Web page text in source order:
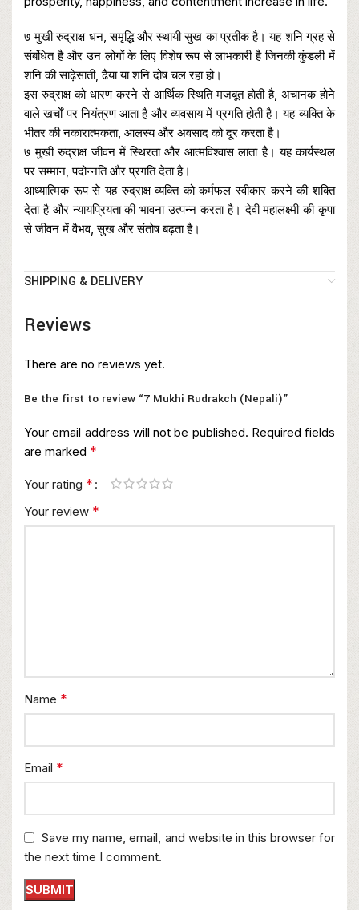
७ मुखी रुद्राक्ष धन, समृद्धि और स्थायी सुख का प्रतीक है। यह शनि ग्रह से
संबंधित है और उन लोगों के लिए विशेष रूप से लाभकारी है जिनकी कुंडली में
शनि की साढ़ेसाती, ढैया या शनि दोष चल रहा हो।
इस रुद्राक्ष को धारण करने से आर्थिक स्थिति मजबूत होती है, अचानक होने
वाले खर्चों पर नियंत्रण आता है और व्यवसाय में प्रगति होती है। यह व्यक्ति के
भीतर की नकारात्मकता, आलस्य और अवसाद को दूर करता है।
७ मुखी रुद्राक्ष जीवन में स्थिरता और आत्मविश्वास लाता है। यह कार्यस्थल
पर सम्मान, पदोन्नति और प्रगति देता है।
आध्यात्मिक रूप से यह रुद्राक्ष व्यक्ति को कर्मफल स्वीकार करने की शक्ति
देता है और न्यायप्रियता की भावना उत्पन्न करता है। देवी महालक्ष्मी की कृपा
से जीवन में वैभव, सुख और संतोष बढ़ता है।
SHIPPING & DELIVERY
Reviews
There are no reviews yet.
Be the first to review “7 Mukhi Rudrakch (Nepali)”
Your email address will not be published. Required fields
are marked *
Your rating *
Your review *
Name *
Email *
Save my name, email, and website in this browser for
the next time I comment.